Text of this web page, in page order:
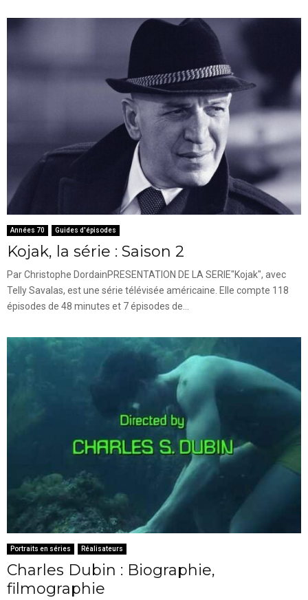
Années 70 Guides d'épisodes
Kojak, la série : Saison 2
Par Christophe DordainPRESENTATION DE LA SERIE"Kojak", avec
Telly Savalas, est une série télévisée américaine. Elle compte 118
épisodes de 48 minutes et 7 épisodes de...
Portraits en séries Réalisateurs
Charles Dubin : Biographie,
filmographie